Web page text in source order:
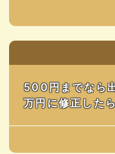
500円までなら
万円に修正した